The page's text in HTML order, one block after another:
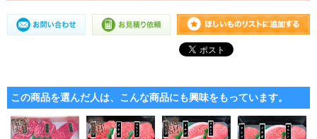
この商品を選んだ人は、こんな商品にも興味をもっています。